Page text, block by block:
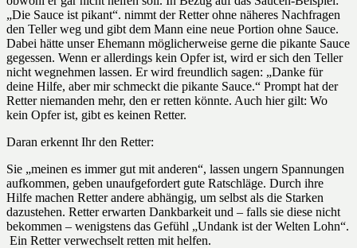
„Die Sauce ist pikant“. nimmt der Retter ohne näheres Nachfragen
den Teller weg und gibt dem Mann eine neue Portion ohne Sauce.
Dabei hätte unser Ehemann möglicherweise gerne die pikante Sauce
gegessen. Wenn er allerdings kein Opfer ist, wird er sich den Teller
nicht wegnehmen lassen. Er wird freundlich sagen: „Danke für
deine Hilfe, aber mir schmeckt die pikante Sauce.“ Prompt hat der
Retter niemanden mehr, den er retten könnte. Auch hier gilt: Wo
kein Opfer ist, gibt es keinen Retter.
Daran erkennt Ihr den Retter:
Sie „meinen es immer gut mit anderen“, lassen ungern Spannungen
aufkommen, geben unaufgefordert gute Ratschläge. Durch ihre
Hilfe machen Retter andere abhängig, um selbst als die Starken
dazustehen. Retter erwarten Dankbarkeit und – falls sie diese nicht
bekommen – wenigstens das Gefühl „Undank ist der Welten Lohn“.
Ein Retter verwechselt retten mit helfen.